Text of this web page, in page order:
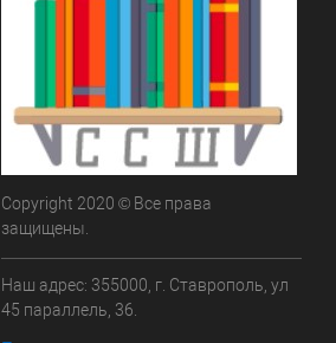
Copyright 2020 © Все права
защищены.
Наш адрес: 355000, г. Ставрополь, ул
45 параллель, 36.